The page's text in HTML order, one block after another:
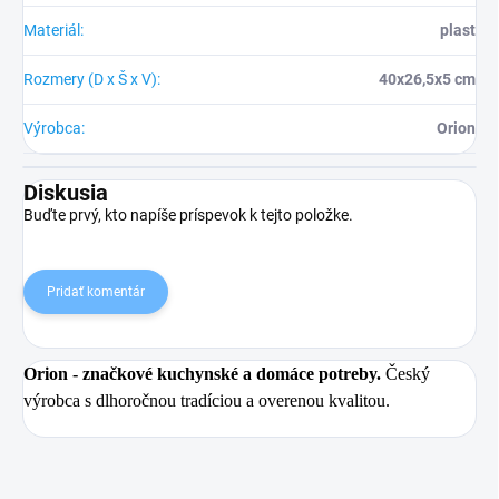
Materiál : plast
Rozmery (D x Š x V): 40x26,5x5 cm
Výrobca: Orion
Diskusia
Buďte prvý, kto napíše príspevok k tejto položke.
Pridať komentár
Orion - značkové kuchynské a domáce potreby. Český
výrobca s dlhoročnou tradíciou a overenou kvalitou.